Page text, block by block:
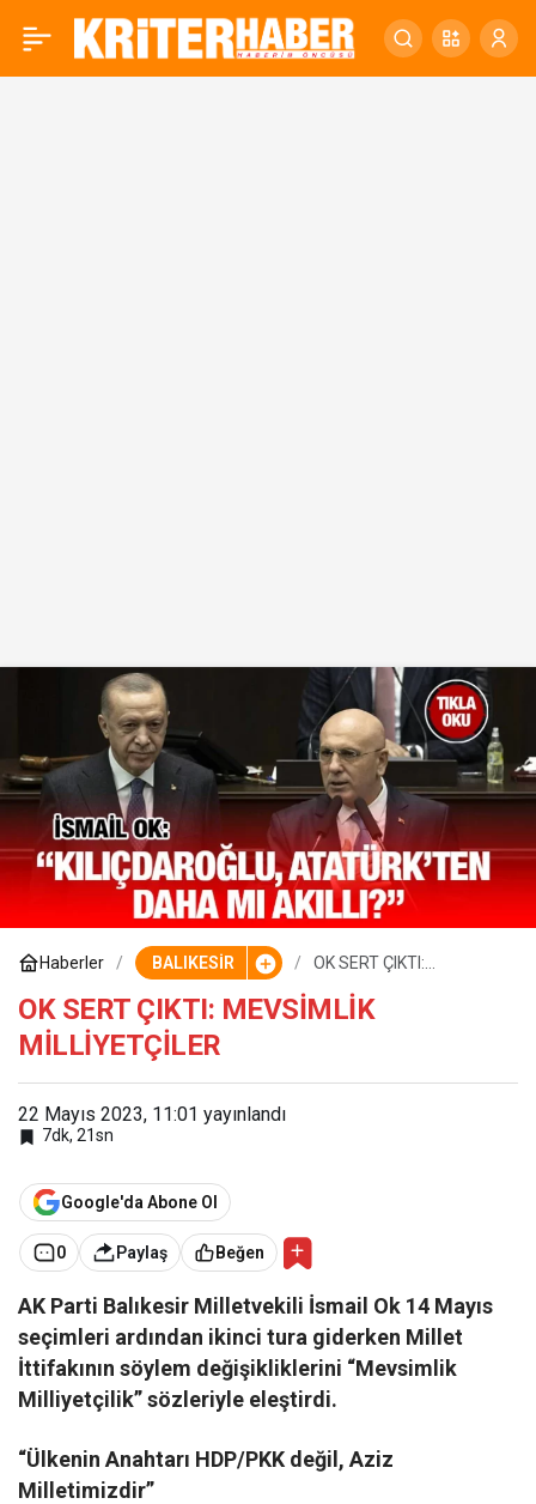
Haberler BALIKESİR
OK SERT ÇIKTI:
MİLLİYETÇİLER
OK SERT ÇIKTI: MEVSİMLİK
MİLLİYETÇİLER
22 Mayıs 2023, 11:01 yayınlandı
7dk, 21sn
Google'da Abone Ol
0 Paylaş Beğen
AK Parti Balıkesir Milletvekili İsmail Ok 14 Mayıs
seçimleri ardından ikinci tura giderken Millet
İttifakının söylem değişikliklerini “Mevsimlik
Milliyetçilik” sözleriyle eleştirdi.
“Ülkenin Anahtarı HDP/PKK değil, Aziz
Milletimizdir”
OK SERT ÇIKTI: 0